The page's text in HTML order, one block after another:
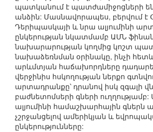
պատկանում է պատժամիջոցների
անձին: Մասնավորապես, բերվում է
Դերիպասկայի և նրա ալյումինի
ընկերության նկատմամբ ԱՄՆ
նախարարության կողմից կոշտ
նախաձեռնման օրինակը, ինչի
արևմտյան հաճախորդները
վերջինիս հսկողության ներքո
արտադրանքը՝ դրանով իսկ զգալի
բաժնետոմսերի գների ուղղությամբ:
ալյումինի համաշխարհային գներն
չշրջանցելով ամերիկյան և
ընկերությունները: